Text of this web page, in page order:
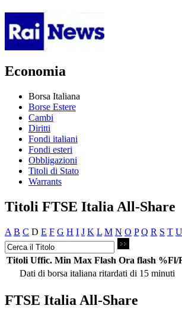
Economia
Borsa Italiana
Borse Estere
Cambi
Diritti
Fondi italiani
Fondi esteri
Obbligazioni
Titoli di Stato
Warrants
Titoli FTSE Italia All-Share
A B C D E F G H I J K L M N O P Q R S T U
Titoli Uffic. Min Max Flash Ora flash %Fl/
Dati di borsa italiana ritardati di 15 minuti
FTSE Italia All-Share